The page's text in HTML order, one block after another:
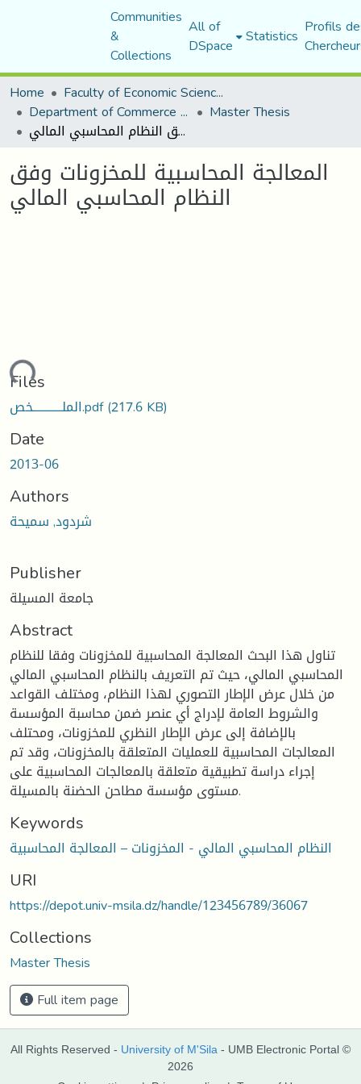
Communities
&
Collections
All of
DSpace Statistics Profils
Home
Faculty of Economic Sciences, Commerce and Management Sciences
Department of Commerce Science Master Thesis
المعالجة المحاسبية للمخزونات وفق النظام المحاسبي المالي
المعالجة المحاسبية للمخزونات وفق
النظام المحاسبي المالي
Files
الملــــــــــــخص.pdf(217.6 KB)
Date
2013-06
Authors
شردود, سميحة
Publisher
جامعة المسيلة
Abstract
تناول هذا البحث المعالجة المحاسبية للمخزونات وفقا للنظام
المحاسبي المالي، حيث تم التعريف بالنظام المحاسبي المالي
من خلال عرض الإطار التصوري لهذا النظام، ومختلف القواعد
والشروط العامة لإدراج أي عنصر ضمن محاسبة المؤسسة
بالإضافة إلى عرض الإطار النظري للمخزونات، ومحتلف
المعالجات المحاسبية للعمليات المتعلقة بالمخزونات، وقد تم
إجراء دراسة تطبيقية متعلقة بالمعالجات المحاسبية على
مستوى مؤسسة مطاحن الحضنة بالمسيلة.
Keywords
النظام المحاسبي المالي - المخزونات – المعالجة المحاسبية
URI
https://depot.univ-msila.dz/handle/123456789/36067
Collections
Master Thesis
Full item page
All Rights Reserved - University of M'Sila - UMB Electronic Portal ©
2026